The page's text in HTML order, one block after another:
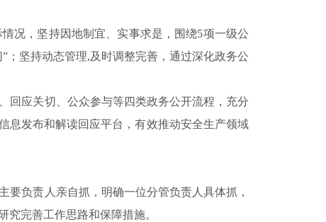
况，坚持因地制宜、实事求是，围绕5项一级公
；坚持动态管理,及时调整完善，通过深化政务公
应关切、公众参与等四类政务公开流程，充分
息发布和解读回应平台，有效推动安全生产领域
负责人亲自抓，明确一位分管负责人具体抓，
完善工作思路和保障措施。